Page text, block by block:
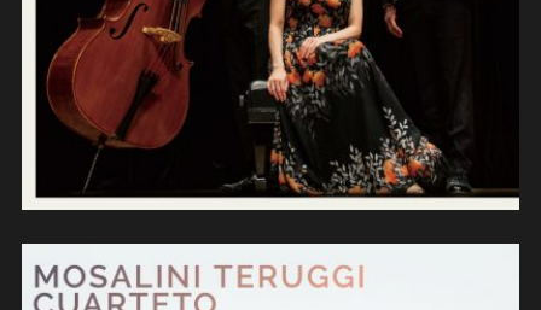
ions)